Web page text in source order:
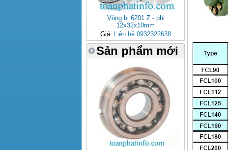
Vòng bi 6201 Z - phi
12x32x10mm
Giá: Liên hệ 0932322638
Sản phẩm mới